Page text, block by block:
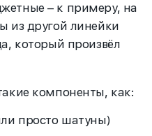
– к примеру, на
из другой линейки
который произвёл
компоненты, как:
просто шатуны)